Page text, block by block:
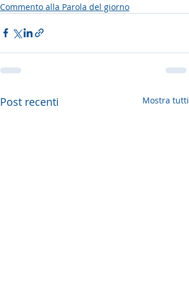
Commento alla Parola del giorno
Post recenti Mostra tutti